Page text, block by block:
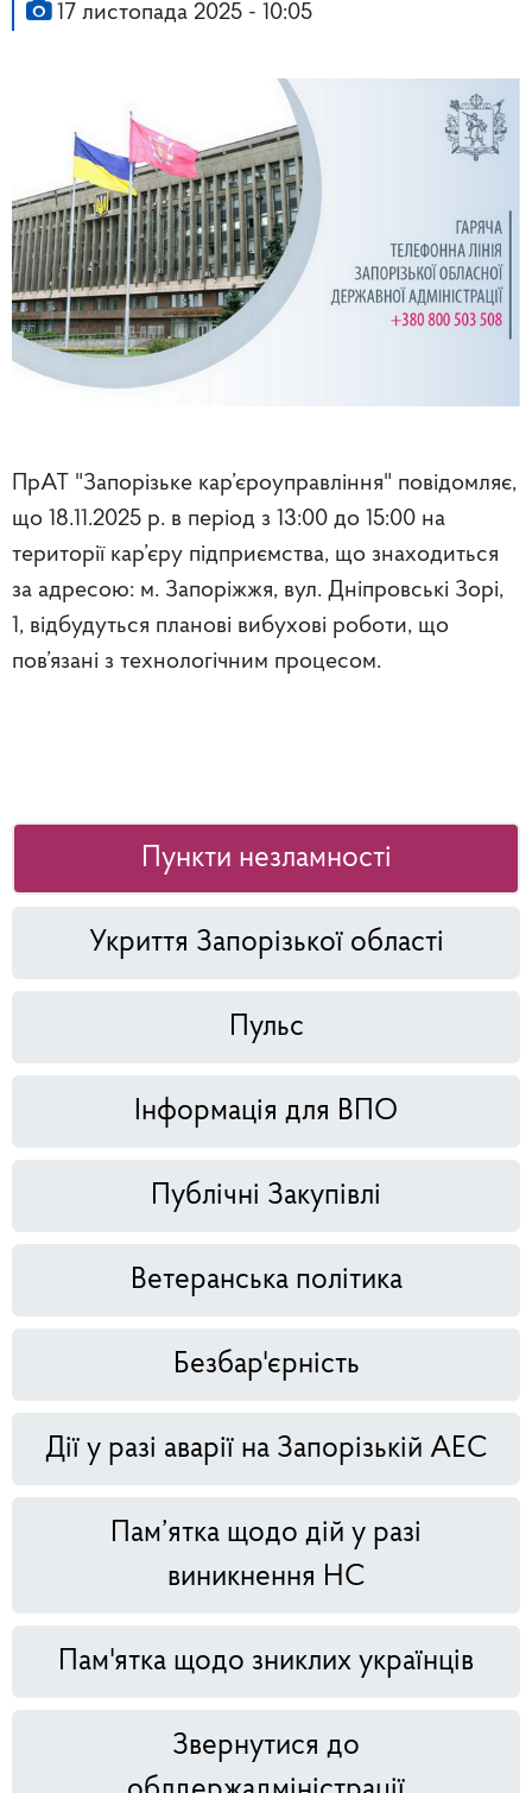
17 листопада 2025 - 10:05
ПрАТ "Запорізьке кар’єроуправління" повідомляє,
що 18.11.2025 р. в період з 13:00 до 15:00 на
території кар’єру підприємства, що знаходиться
за адресою: м. Запоріжжя, вул. Дніпровські Зорі,
1, відбудуться планові вибухові роботи, що
пов’язані з технологічним процесом.
Пункти незламності
Укриття Запорізької області
Пульс
Інформація для ВПО
Публічні Закупівлі
Ветеранська політика
Безбар'єрність
Дії у разі аварії на Запорізькій АЕС
Пам’ятка щодо дій у разі
виникнення НС
Пам'ятка щодо зниклих українців
Звернутися до